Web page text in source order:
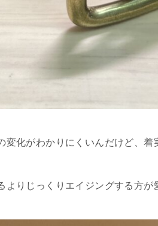
変化がわかりにくいんだけど、着
よりじっくりエイジングする方が